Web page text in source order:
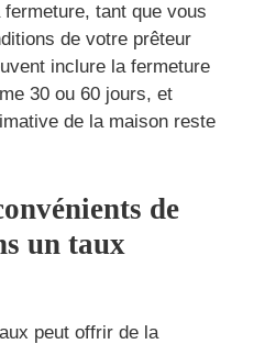
tant que vous
de votre prêteur
inclure la fermeture
30 ou 60 jours, et
de la maison reste
de
un taux
peut offrir de la